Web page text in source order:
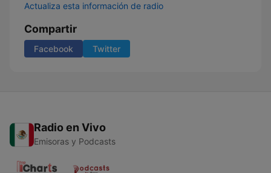
Actualiza esta información de radio
Compartir
Facebook Twitter
Radio en Vivo
Emisoras y Podcasts